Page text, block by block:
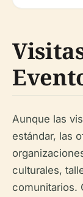
Aunque las
estándar, las
culturales,
comunitarios.